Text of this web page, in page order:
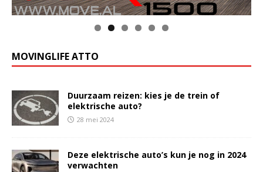
MOVINGLIFE ATTO
Duurzaam reizen: kies je de trein of
elektrische auto?
28 mei 2024
Deze elektrische auto’s kun je nog in 2024
verwachten